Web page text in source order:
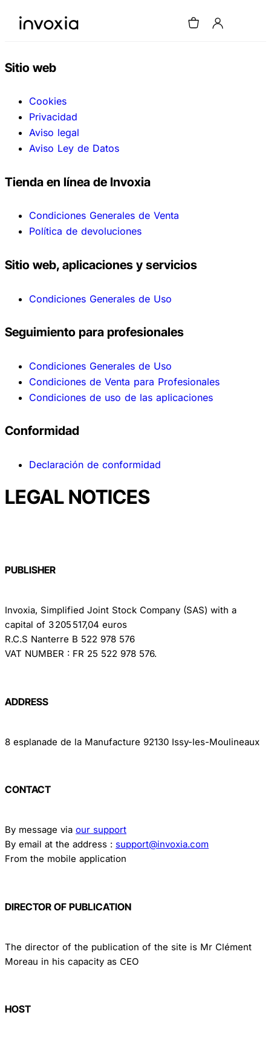
Sitio web
Cookies
Privacidad
Aviso legal
Aviso Ley de Datos
Tienda en línea de Invoxia
Condiciones Generales de Venta
Política de devoluciones
Sitio web, aplicaciones y servicios
Condiciones Generales de Uso
Seguimiento para profesionales
Condiciones Generales de Uso
Condiciones de Venta para Profesionales
Condiciones de uso de las aplicaciones
Conformidad
Declaración de conformidad
LEGAL NOTICES
PUBLISHER
Invoxia, Simplified Joint Stock Company (SAS) with a
capital of 3 205 517,04 euros
R.C.S Nanterre B 522 978 576
VAT NUMBER : FR 25 522 978 576.
ADDRESS
8 esplanade de la Manufacture 92130 Issy-les-Moulineaux
CONTACT
By message via our support
By email at the address : support@invoxia.com
From the mobile application
DIRECTOR OF PUBLICATION
The director of the publication of the site is Mr Clément
Moreau in his capacity as CEO
HOST